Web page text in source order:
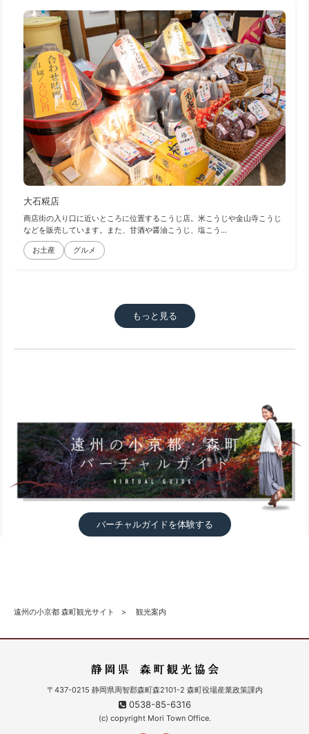
大石糀店
商店街の入り口に近いところに位置するこうじ店。米こうじや金山寺こうじ
などを販売しています。また、甘酒や醤油こうじ、塩こう...
お土産 グルメ
もっと見る
バーチャルガイドを体験する
遠州の小京都 森町観光サイト 観光案内
〒437-0215 静岡県周智郡森町森2101-2 森町役場産業政策課内
0538-85-6316
(c) copyright Mori Town Office.